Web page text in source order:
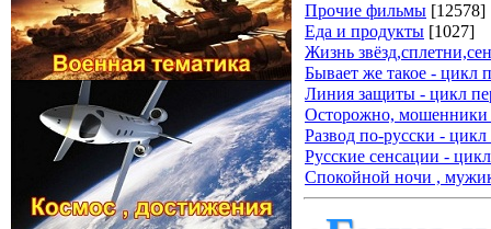
Прочие фильмы [12578]
Еда и продукты [1027]
Жизнь
Бывает же такое - цикл
Линия защиты - цикл
Осторожно, мошенники
Развод по-русски - цикл
Русские сенсации -
Спокойной ночи ,